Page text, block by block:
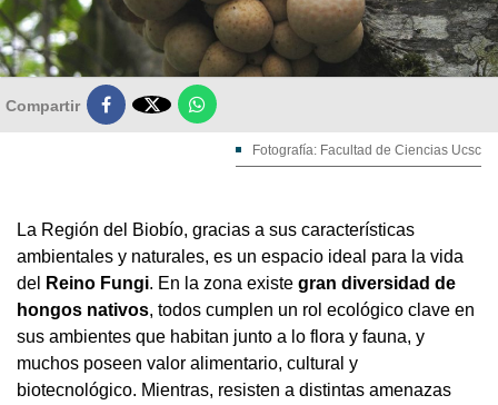
Compartir 
Fotografía: Facultad de Ciencias Ucsc
La Región del Biobío, gracias a sus características
ambientales y naturales, es un espacio ideal para la vida
del
Reino Fungi. En la zona existe gran diversidad de
hongos nativos, todos cumplen un rol ecológico clave en
sus ambientes que habitan junto a lo flora y fauna, y
muchos poseen valor alimentario, cultural y
biotecnológico. Mientras, resisten a distintas amenazas